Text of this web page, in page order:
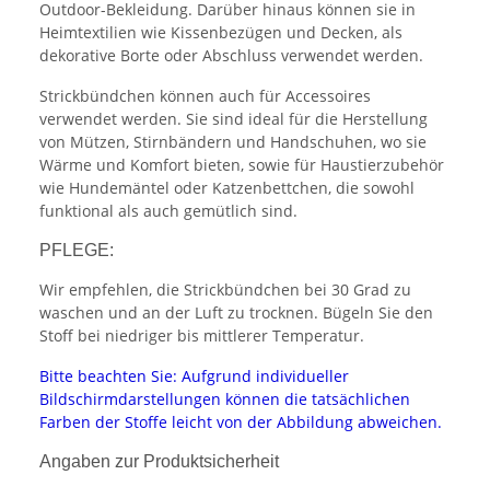
Outdoor-Bekleidung. Darüber hinaus können sie in
Heimtextilien wie Kissenbezügen und Decken, als
dekorative Borte oder Abschluss verwendet werden.
Strickbündchen können auch für Accessoires
verwendet werden. Sie sind ideal für die Herstellung
von Mützen, Stirnbändern und Handschuhen, wo sie
Wärme und Komfort bieten, sowie für Haustierzubehör
wie Hundemäntel oder Katzenbettchen, die sowohl
funktional als auch gemütlich sind.
PFLEGE:
Wir empfehlen, die Strickbündchen bei 30 Grad zu
waschen und an der Luft zu trocknen. Bügeln Sie den
Stoff bei niedriger bis mittlerer Temperatur.
Bitte beachten Sie: Aufgrund individueller
Bildschirmdarstellungen können die tatsächlichen
Farben der Stoffe leicht von der Abbildung abweichen.
Angaben zur Produktsicherheit